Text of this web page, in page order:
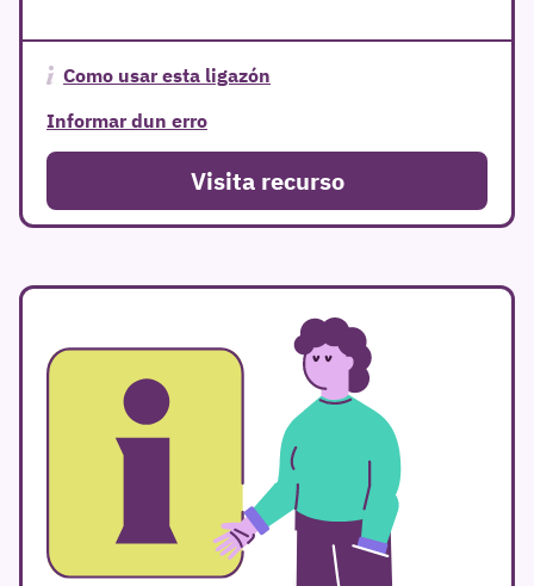
Como usar esta ligazón
Informar dun erro
Visita recurso